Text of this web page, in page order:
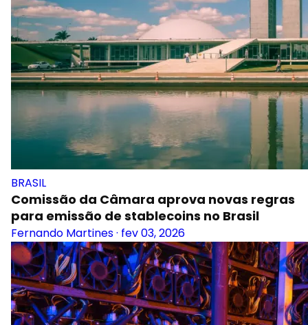
BRASIL
Comissão da Câmara aprova novas regras
para emissão de stablecoins no Brasil
Fernando Martines· fev 03, 2026